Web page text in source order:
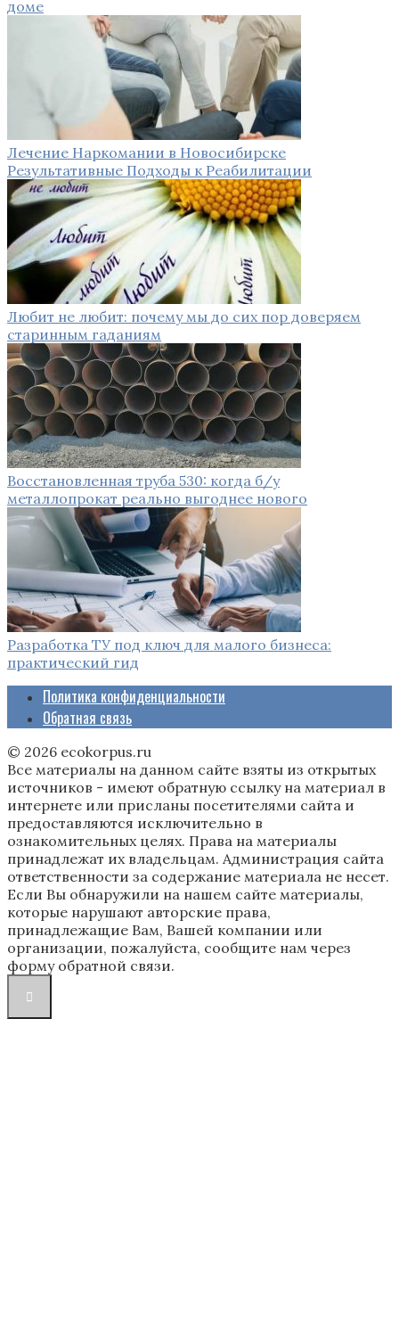
доме
Лечение Наркомании в Новосибирске
Результативные Подходы к Реабилитации
Любит не любит: почему мы до сих пор доверяем
старинным гаданиям
Восстановленная труба 530: когда б/у
металлопрокат реально выгоднее нового
Разработка ТУ под ключ для малого бизнеса:
практический гид
Политика конфиденциальности
Обратная связь
© 2026 ecokorpus.ru
Все материалы на данном сайте взяты из открытых
источников - имеют обратную ссылку на материал в
интернете или присланы посетителями сайта и
предоставляются исключительно в
ознакомительных целях. Права на материалы
принадлежат их владельцам. Администрация сайта
ответственности за содержание материала не несет.
Если Вы обнаружили на нашем сайте материалы,
которые нарушают авторские права,
принадлежащие Вам, Вашей компании или
организации, пожалуйста, сообщите нам через
форму обратной связи.